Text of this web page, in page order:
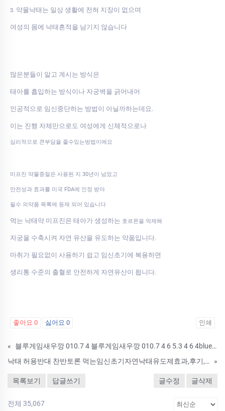
3. 약물낙태는 일상 생활에 전혀 지장이 없으며
여성의 몸에 낙태흔적을 남기지 않습니다
많은분들이 알고 계시는 방식은
태아를 흡입하는 방식이나 자궁벽을 긁어내어
인공적으로 임신중단하는 방법이 아닐까하는데요.
이는 진행 자체만으로도 여성에게 신체적으로나
심리적으로 큰부담을 줄수있는방법이에요
미프진 약물중절은 사용된 지 30년이 넘었고
안전성과 효과를 미국 FDA에 인정 받아
필수 의약품 목록에 등재 되어 있습니다
먹는 낙태약 미프진은 태아가 생성하는 호르몬을 억제해
자궁을 수축시켜 자연 유산을 유도하는 약품입니다.
마취가 필요없이 사용하기 쉽고 임신초기에 복용하면
생리통 수준의 출혈로 안전하게 자연유산이 됩니다.
좋아요 0 싫어요 0 인쇄
«
블루게임새우깡 010.7 4 블루게임새우깡 010.7 4 6 5.3 4 6 4blue 카지노 사이트@블루게임@블루바둑이게임총판6 5.3 4 6 4blue 카지노 사이트@블루게임@블루바둑이게임총판
낙태 허용반대 찬반토론 먹는임신초기자연낙태유도제효과,후기,비용,금액
»
목록보기 답글쓰기 글수정 글삭제
전체 35,067